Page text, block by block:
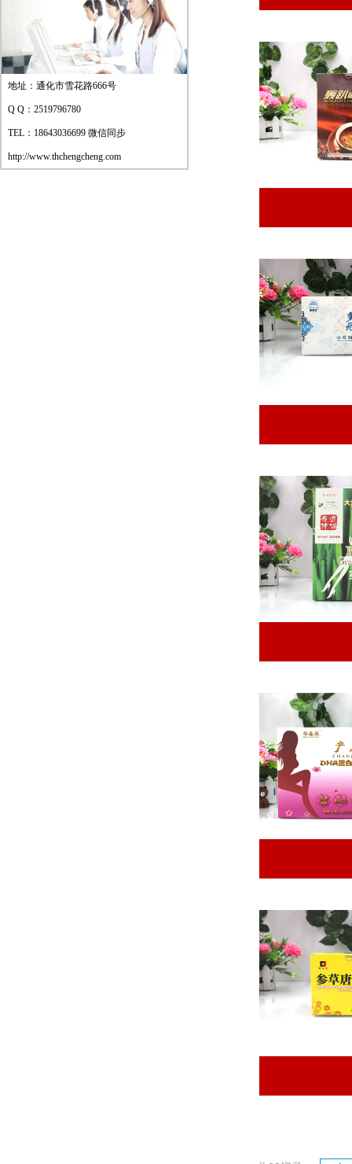
地址：通化市雪花路666号
Q Q：2519796780
TEL：18643036699 微信同步
http://www.thchengcheng.com